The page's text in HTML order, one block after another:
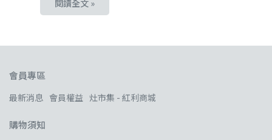
閱讀全文 »
會員專區
最新消息 會員權益 灶市集 - 紅利商城
購物須知